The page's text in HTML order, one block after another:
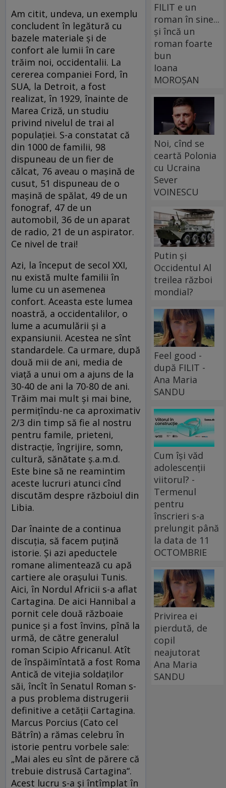
Am citit, undeva, un exemplu
concludent în legătură cu
bazele materiale şi de
confort ale lumii în care
trăim noi, occidentalii. La
cererea companiei Ford, în
SUA, la Detroit, a fost
realizat, în 1929, înainte de
Marea Criză, un studiu
privind nivelul de trai al
populaţiei. S-a constatat că
din 1000 de familii, 98
dispuneau de un fier de
călcat, 76 aveau o maşină de
cusut, 51 dispuneau de o
maşină de spălat, 49 de un
fonograf, 47 de un
automobil, 36 de un aparat
de radio, 21 de un aspirator.
Ce nivel de trai!
Azi, la început de secol XXI,
nu există multe familii în
lume cu un asemenea
confort. Aceasta este lumea
noastră, a occidentalilor, o
lume a acumulării şi a
expansiunii. Acestea ne sînt
standardele. Ca urmare, după
două mii de ani, media de
viaţă a unui om a ajuns de la
30-40 de ani la 70-80 de ani.
Trăim mai mult şi mai bine,
permiţîndu-ne ca aproximativ
2/3 din timp să fie al nostru
pentru famile, prieteni,
distracţie, îngrijire, somn,
cultură, sănătate ş.a.m.d.
Este bine să ne reamintim
aceste lucruri atunci cînd
discutăm despre războiul din
Libia.
Dar înainte de a continua
discuţia, să facem puţină
istorie. Şi azi apeductele
romane alimentează cu apă
cartiere ale oraşului Tunis.
Aici, în Nordul Africii s-a aflat
Cartagina. De aici Hannibal a
pornit cele două războaie
punice şi a fost învins, pînă la
urmă, de către generalul
roman Scipio Africanul. Atît
de înspăimîntată a fost Roma
Antică de vitejia soldaţilor
săi, încît în Senatul Roman s-
a pus problema distrugerii
definitive a cetăţii Cartagina.
Marcus Porcius (Cato cel
Bătrîn) a rămas celebru în
istorie pentru vorbele sale:
„Mai ales eu sînt de părere că
trebuie distrusă Cartagina“.
Acest lucru s-a şi întîmplat în
FILIT e un
roman în sine...
și încă un
roman foarte
bun
Ioana
MOROȘAN
Noi, cînd se
ceartă Polonia
cu Ucraina
Sever
VOINESCU
Putin și
Occidentul Al
treilea război
mondial?
Feel good -
după FILIT -
Ana Maria
SANDU
Cum își văd
adolescenții
viitorul? -
Termenul
pentru
înscrieri s-a
prelungit până
la data de 11
OCTOMBRIE
Privirea ei
pierdută, de
copil
neajutorat
Ana Maria
SANDU